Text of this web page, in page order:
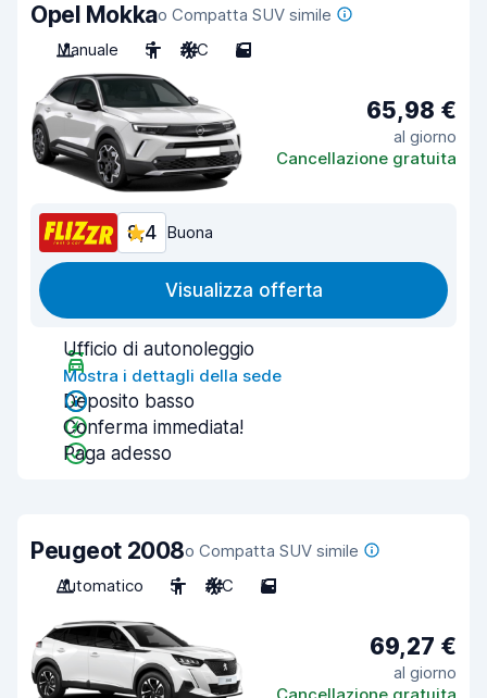
Opel Mokkao Compatta SUV simile
Manuale
5 A/C 5
65,98 €
al giorno
Cancellazione gratuita
8,4 Buona
Visualizza offerta
Ufficio di autonoleggio
Mostra i dettagli della sede
Deposito basso
Conferma immediata!
Paga adesso
Peugeot 2008o Compatta SUV simile
Automatico
5 A/C 5
69,27 €
al giorno
Cancellazione gratuita